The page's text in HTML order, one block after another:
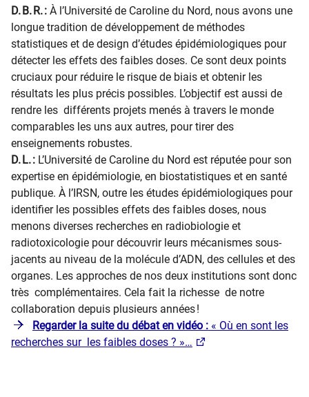
D. B. R. : À l’Université de Caroline du Nord, nous avons une
longue tradition de développement de méthodes
statistiques et de design d’études épidémiologiques pour
détecter les effets des faibles doses. Ce sont deux points
cruciaux pour réduire le risque de biais et obtenir les
résultats les plus précis possibles. L’objectif est aussi de
rendre les différents projets menés à travers le monde
comparables les uns aux autres, pour tirer des
enseignements robustes.
D. L. : L’Université de Caroline du Nord est réputée pour son
expertise en épidémiologie, en biostatistiques et en santé
publique. À l’IRSN, outre les études épidémiologiques pour
identifier les possibles effets des faibles doses, nous
menons diverses recherches en radiobiologie et
radiotoxicologie pour découvrir leurs mécanismes sous-
jacents au niveau de la molécule d’ADN, des cellules et des
organes. Les approches de nos deux institutions sont donc
très complémentaires. Cela fait la richesse de notre
collaboration depuis plusieurs années !
Regarder la suite du débat en vidéo : « Où en sont les
recherches sur les faibles doses ? »…